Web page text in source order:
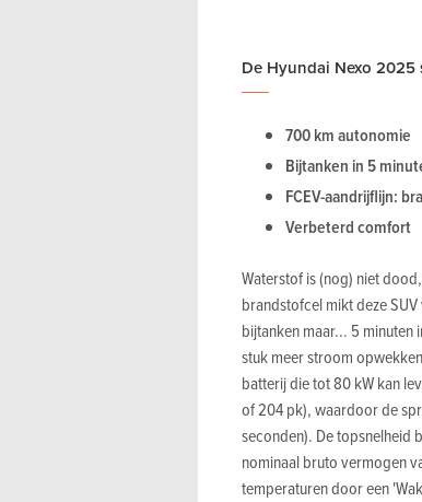
De Hyundai Nexo 2025
700 km autonomie
Bijtanken in 5
FCEV-aandrijflijn:
Verbeterd comfort
Waterstof is (nog) niet
brandstofcel mikt deze
bijtanken maar... 5 minuten
stuk meer stroom
batterij die tot 80 kW kan
of 204 pk), waardoor de
seconden). De topsnelheid
nominaal bruto vermogen
temperaturen door een